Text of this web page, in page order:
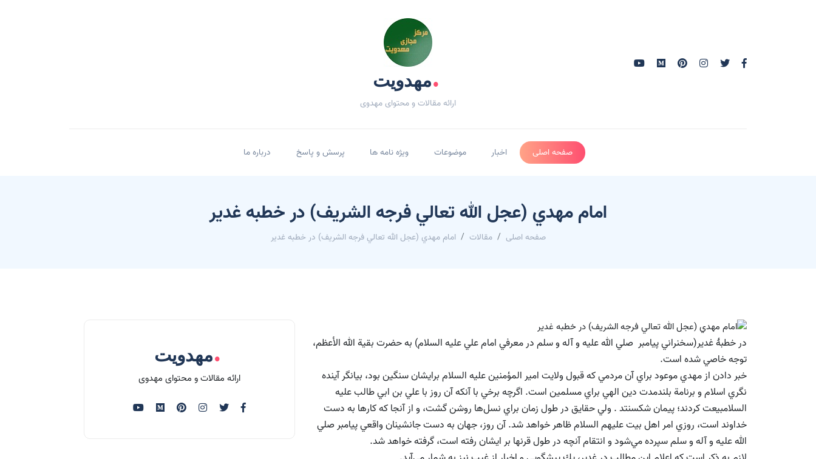
.مهدویت
ارائه مقالات و محتوای مهدوی
صفحه اصلی اخبار موضوعات ویژه نامه ها پرسش و پاسخ درباره ما
امام مهدي (عجل الله تعالي فرجه الشريف) در خطبه غدير
صفحه اصلی مقالات امام مهدي (عجل الله تعالي فرجه الشريف) در خطبه غدير
در خطبۀ غدير(سخنراني پيامبر صلي الله عليه و آله و سلم در معرفي امام علي عليه السلام) به حضرت بقية الله الأعظم،
توجه خاصي شده است.
خبر دادن از مهدي موعود براي آن مردمي كه قبول ولايت امير المؤمنين عليه السلام برايشان سنگين بود، بيانگر آينده
نگري اسلام و برنامة بلندمدت دين الهي براي مسلمين است. اگرچه برخي با آنكه آن روز با علي بن ابي طالب عليه
السلامبيعت كردند؛ پيمان شكسنتد . ولي حقايق در طول زمان براي نسل‌ها روشن گشت، و از‌ آنجا كه كارها به دست
خداوند است، روزي امر اهل بيت عليهم السلام ظاهر خواهد شد. آن روز، جهان به دست جانشينان واقعي پيامبر صلي
الله عليه و آله و سلم سپرده مي‌شود و انتقام آنچه در طول قرنها بر ايشان رفته است، گرفته خواهد شد.
.مهدویت
ارائه مقالات و محتوای مهدوی